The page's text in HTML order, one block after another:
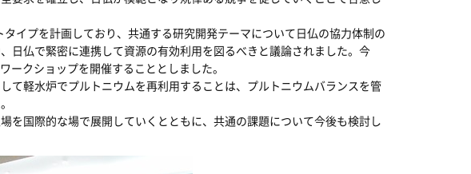
イプを計画しており、共通する研究開発テーマについて日仏の協力体制の
日仏で緊密に連携して資源の有効利用を図るべきと議論されました。今
ークショップを開催することとしました。
軽水炉でプルトニウムを再利用することは、プルトニウムバランスを管
国際的な場で展開していくとともに、共通の課題について今後も検討し